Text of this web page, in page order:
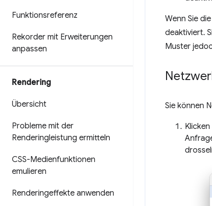
Funktionsreferenz
Rekorder mit Erweiterungen
anpassen
Rendering
Übersicht
Probleme mit der
Renderingleistung ermitteln
CSS-Medienfunktionen
emulieren
Renderingeffekte anwenden
Wenn Sie
deaktiviert.
Muster
Sie können
Klicken